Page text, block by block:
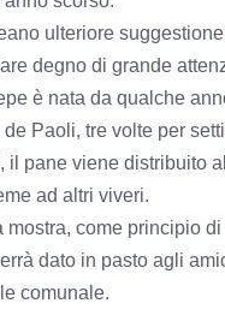
ulteriore
degno di grande
è nata da qualche
de Paoli, tre volte per
il pane viene distribuito
ad altri viveri.
come principio di
dato in pasto agli
comunale.